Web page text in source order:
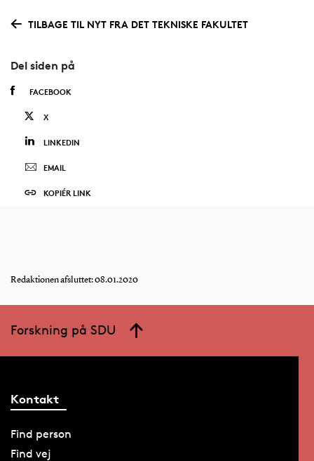
TILBAGE TIL NYT FRA DET TEKNISKE FAKULTET
Del siden på
FACEBOOK
X
LINKEDIN
EMAIL
KOPIÉR LINK
Redaktionen afsluttet: 08.01.2020
Forskning på SDU
Kontakt
Find person
Find vej